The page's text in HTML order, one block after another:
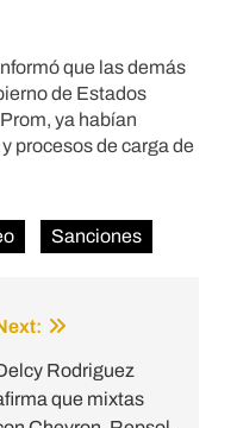
que las demás
de Estados
ya habían
procesos de carga de
Sanciones
Rodriguez
que mixtas